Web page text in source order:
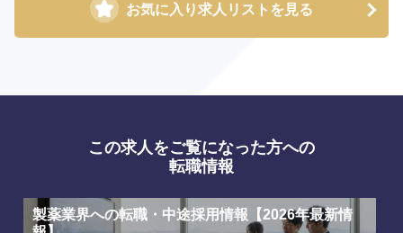
お気に入り求人リストを見る
選択する
選択する
選択する
選択する
この求人をご覧になった方への
転職情報
製薬業界への転職・中途採用情報【2026年最新情